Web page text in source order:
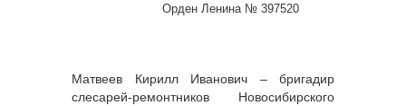
Орден Ленина № 397520
Матвеев Кирилл Иванович – бригадир
слесарей-ремонтников Новосибирского